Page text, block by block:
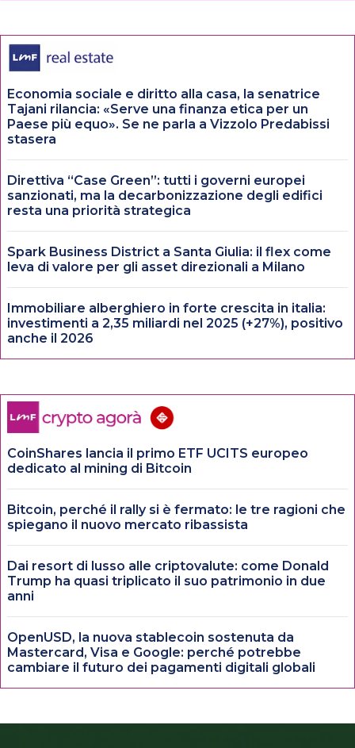
Economia sociale e diritto alla casa, la senatrice
Tajani rilancia: «Serve una finanza etica per un
Paese più equo». Se ne parla a Vizzolo Predabissi
stasera
Direttiva “Case Green”: tutti i governi europei
sanzionati, ma la decarbonizzazione degli edifici
resta una priorità strategica
Spark Business District a Santa Giulia: il flex come
leva di valore per gli asset direzionali a Milano
Immobiliare alberghiero in forte crescita in italia:
investimenti a 2,35 miliardi nel 2025 (+27%), positivo
anche il 2026
CoinShares lancia il primo ETF UCITS europeo
dedicato al mining di Bitcoin
Bitcoin, perché il rally si è fermato: le tre ragioni che
spiegano il nuovo mercato ribassista
Dai resort di lusso alle criptovalute: come Donald
Trump ha quasi triplicato il suo patrimonio in due
anni
OpenUSD, la nuova stablecoin sostenuta da
Mastercard, Visa e Google: perché potrebbe
cambiare il futuro dei pagamenti digitali globali